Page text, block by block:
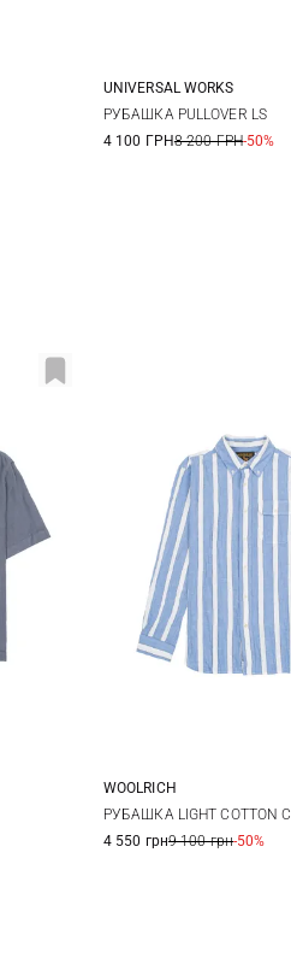
M L
UNIVERSAL WORKS
РУБАШКА PULLOVER LS
4 100 ГРН8 200 ГРН-50%
L
WOOLRICH
РУБАШКА LIGHT COTTON
4 550 грн9 100 грн-50%